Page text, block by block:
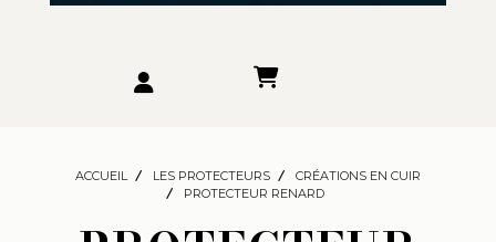
ACCUEIL LES PROTECTEURS
CRÉATIONS EN CUIR
PROTECTEUR RENARD